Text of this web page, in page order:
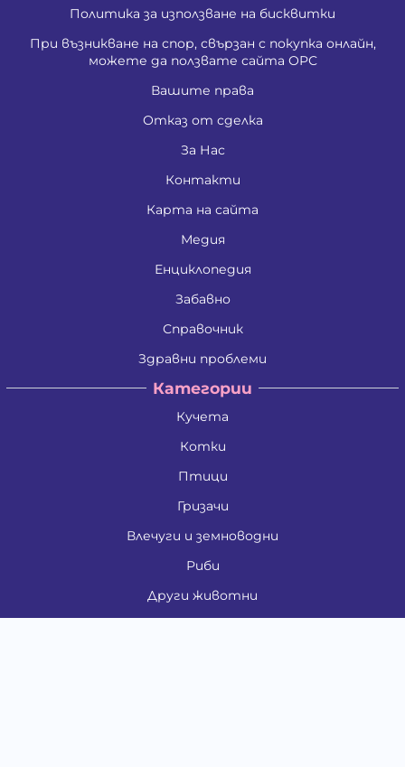
Политика за използване на бисквитки
При възникване на спор, свързан с покупка онлайн,
можете да ползвате сайта ОРС
Вашите права
Отказ от сделка
За Нас
Контакти
Карта на сайта
Медия
Енциклопедия
Забавно
Справочник
Здравни проблеми
Категории
Кучета
Котки
Птици
Гризачи
Влечуги и земноводни
Риби
Други животни